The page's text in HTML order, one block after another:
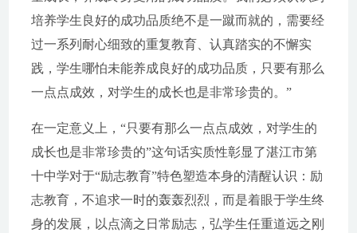
培养学生良好的成功品质绝不是一蹴而就的，需要经
过一系列耐心细致的重复教育、认真踏实的不懈实
践，学生哪怕未能养成良好的成功品质，只要有那么
一点点成效，对学生的成长也是非常珍贵的。”
在一定意义上，“只要有那么一点点成效，对学生的
成长也是非常珍贵的”这句话实质性彰显了湛江市第
十中学对于“励志教育”特色塑造本身的清醒认识：励
志教育，不追求一时的轰轰烈烈，而是着眼于学生终
身的发展，以点滴之日常励志，弘学生任重道远之刚